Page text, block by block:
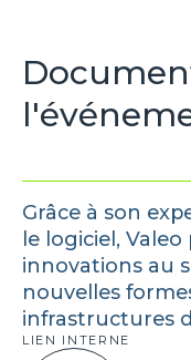
Grâce à son
le logiciel,
innovations au
nouvelles
infrastructures
LIEN INTERNE